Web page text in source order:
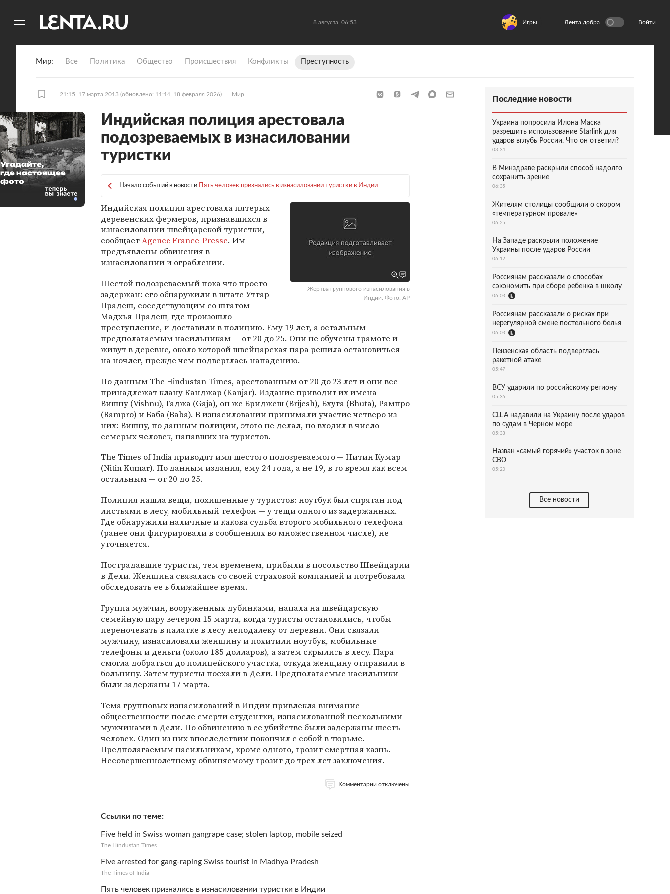
8 августа, 06:53 Игры Лента добра Войти
Мир Все Политика Общество Происшествия Конфликты Преступность
21:15, 17 марта 2013 (обновлено: 11:14, 18 февраля 2026) Мир
Индийская полиция арестовала
подозреваемых в изнасиловании
туристки
Начало событий в новости Пять человек признались в изнасиловании туристки в Индии
Жертва группового изнасилования в
Индии. Фото: AP
Индийская полиция арестовала пятерых
деревенских фермеров, признавшихся в
изнасиловании швейцарской туристки,
сообщаетAgence France-Presse. Им
предъявлены обвинения в
изнасиловании и ограблении.
Шестой подозреваемый пока что просто
задержан: его обнаружили в штате Уттар-
Прадеш, соседствующим со штатом
Мадхья-Прадеш, где произошло
преступление, и доставили в полицию. Ему 19 лет, а остальным
предполагаемым насильникам — от 20 до 25. Они не обучены грамоте и
живут в деревне, около которой швейцарская пара решила остановиться
на ночлег, прежде чем подверглась нападению.
По данным The Hindustan Times, арестованным от 20 до 23 лет и они все
принадлежат клану Канджар (Kanjar). Издание приводит их имена —
Вишну (Vishnu), Гаджа (Gaja), он же Бриджеш (Brijesh), Бхута (Bhuta), Рампро
(Rampro) и Баба (Baba). В изнасиловании принимали участие четверо из
них: Вишну, по данным полиции, этого не делал, но входил в число
семерых человек, напавших на туристов.
The Times of India приводят имя шестого подозреваемого — Нитин Кумар
(Nitin Kumar). По данным издания, ему 24 года, а не 19, в то время как всем
остальным — от 20 до 25.
Полиция нашла вещи, похищенные у туристов: ноутбук был спрятан под
листьями в лесу, мобильный телефон — у тещи одного из задержанных.
Где обнаружили наличные и какова судьба второго мобильного телефона
(ранее они фигурировали в сообщениях во множественном числе), не
уточняется.
Пострадавшие туристы, тем временем, прибыли в посольство Швейцарии
в Дели. Женщина связалась со своей страховой компанией и потребовала
обследовать ее в ближайшее время.
Группа мужчин, вооруженных дубинками, напала на швейцарскую
семейную пару вечером 15 марта, когда туристы остановились, чтобы
переночевать в палатке в лесу неподалеку от деревни. Они связали
мужчину, изнасиловали женщину и похитили ноутбук, мобильные
телефоны и деньги (около 185 долларов), а затем скрылись в лесу. Пара
смогла добраться до полицейского участка, откуда женщину отправили в
больницу. Затем туристы поехали в Дели. Предполагаемые насильники
были задержаны 17 марта.
Тема групповых изнасилований в Индии привлекла внимание
общественности после смерти студентки, изнасилованной несколькими
мужчинами в Дели. По обвинению в ее убийстве были задержаны шесть
человек. Один из них впоследствии покончил с собой в тюрьме.
Предполагаемым насильникам, кроме одного, грозит смертная казнь.
Несовершеннолетнему обвиняемому грозит до трех лет заключения.
Комментарии отключены
Ссылки по теме
Five held in Swiss woman gangrape case; stolen laptop, mobile seized
The Hindustan Times
Five arrested for gang-raping Swiss tourist in Madhya Pradesh
The Times of India
Пять человек признались в изнасиловании туристки в Индии
Угадайте,
где настоящее
фото
Последние новости
Украина попросила Илона Маска
разрешить использование Starlink для
ударов вглубь России. Что он ответил?
03:34
В Минздраве раскрыли способ надолго
сохранить зрение
06:35
Жителям столицы сообщили о скором
«температурном провале»
06:25
На Западе раскрыли положение
Украины после ударов России
06:12
Россиянам рассказали о способах
сэкономить при сборе ребенка в школу
06:03
Россиянам рассказали о рисках при
нерегулярной смене постельного белья
06:03
Пензенская область подверглась
ракетной атаке
05:47
ВСУ ударили по российскому региону
05:36
США надавили на Украину после ударов
по судам в Черном море
05:33
Назван «самый горячий» участок в зоне
СВО
05:20
Все новости